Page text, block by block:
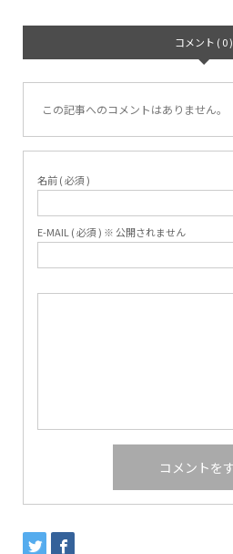
コメント ( 0 )
この記事へのコメントはありません。
名前 ( 必須 )
E-MAIL ( 必須 ) ※ 公開されません